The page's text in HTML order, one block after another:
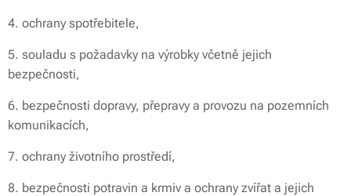
4. ochrany spotřebitele,
5. souladu s požadavky na výrobky včetně jejich
bezpečnosti,
6. bezpečnosti dopravy, přepravy a provozu na pozemních
komunikacích,
7. ochrany životního prostředí,
8. bezpečnosti potravin a krmiv a ochrany zvířat a jejich